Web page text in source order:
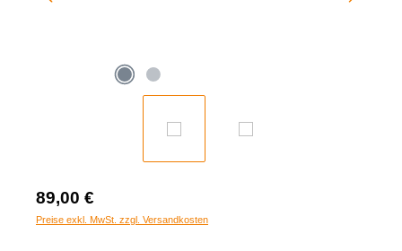
89,00 €
Preise exkl. MwSt. zzgl. Versandkosten